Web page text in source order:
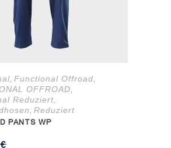
, Functional Offroad,
OFFROAD,
Reduziert,
, Reduziert
PANTS WP
€